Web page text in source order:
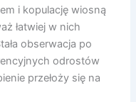
i kopulację wiosną
łatwiej w nich
obserwacja po
odrostów
przełoży się na